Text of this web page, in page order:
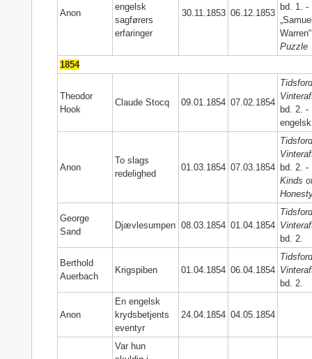
Anon
engelsk
sagførers
erfaringer
30.11.1853 06.12.1853
bd. 1. -
Puzzle
1854
Theodor
Hook
Claude Stocq 09.01.1854 07.02.1854
bd. 2. -
engelsk
Anon
To slags
redelighed
01.03.1854 07.03.1854 bd. 2. -
Kinds
George
Sand
Djævlesumpen 08.03.1854 01.04.1854
bd. 2.
Berthold
Auerbach
Krigspiben 01.04.1854 06.04.1854
bd. 2.
Anon
En engelsk
krydsbetjents
eventyr
24.04.1854 04.05.1854
Var hun